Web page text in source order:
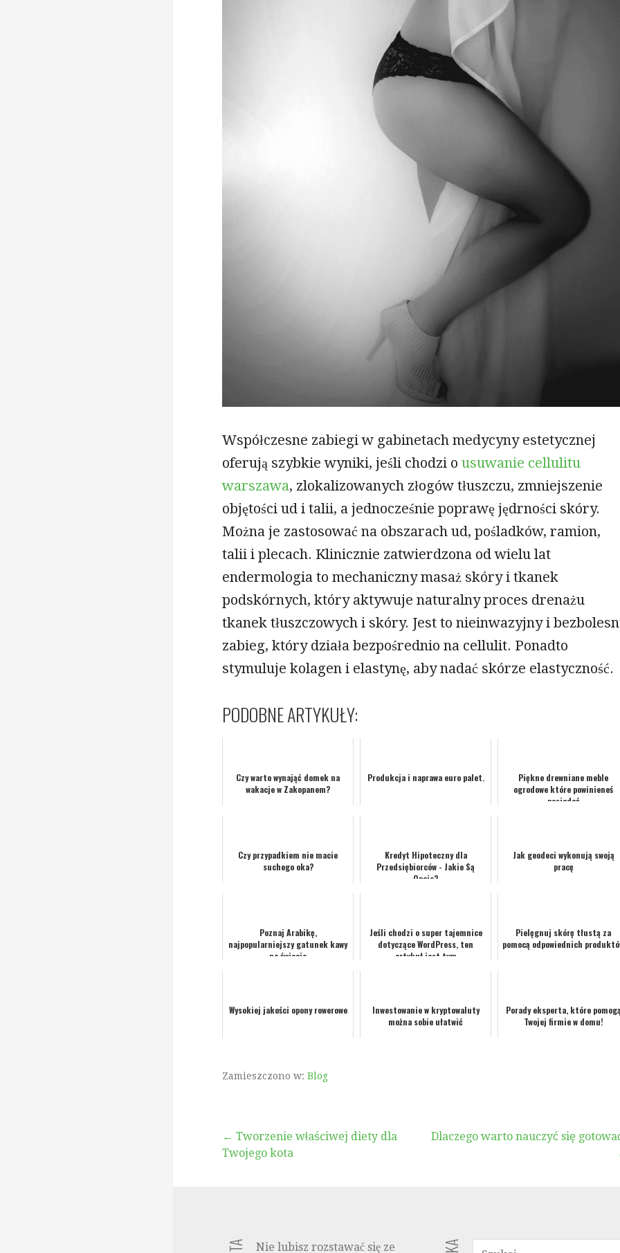
Współczesne zabiegi w gabinetach medycyny estetycznej
oferują szybkie wyniki, jeśli chodzi o usuwanie cellulitu
warszawa, zlokalizowanych złogów tłuszczu, zmniejszenie
objętości ud i talii, a jednocześnie poprawę jędrności skóry.
Można je zastosować na obszarach ud, pośladków, ramion,
talii i plecach. Klinicznie zatwierdzona od wielu lat
endermologia to mechaniczny masaż skóry i tkanek
podskórnych, który aktywuje naturalny proces drenażu
tkanek tłuszczowych i skóry. Jest to nieinwazyjny i
zabieg, który działa bezpośrednio na cellulit. Ponadto
stymuluje kolagen i elastynę, aby nadać skórze elastyczność.
PODOBNE ARTYKUŁY:
Czy warto wynająć domek na
wakacje w Zakopanem?
Produkcja i naprawa euro palet.
Piękne drewniane meble
ogrodowe które powinieneś
posiadać
Czy przypadkiem nie macie
suchego oka?
Kredyt Hipoteczny dla
Przedsiębiorców - Jakie Są
Opcje?
Jak geodeci wykonują swoją
pracę
Poznaj Arabikę,
najpopularniejszy gatunek kawy
na świecie
Jeśli chodzi o super tajemnice
dotyczące WordPress, ten
artykuł jest tym
Pielęgnuj skórę tłustą za
pomocą odpowiednich
Wysokiej jakości opony rowerowe
Inwestowanie w kryptowaluty
można sobie ułatwić
Porady eksperta, które
Twojej firmie w domu!
Zamieszczono w: Blog
Nawigacja
← Tworzenie właściwej diety dla
Twojego kota
Dlaczego warto nauczyć się
Nie lubisz rozstawać się ze SZUKAJ: